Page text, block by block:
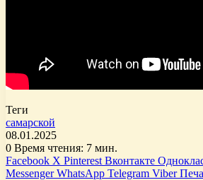
Теги
самарской
08.01.2025
0 Время чтения: 7 мин.
Facebook X Pinterest Вконтакте
Messenger WhatsApp Telegram Viber